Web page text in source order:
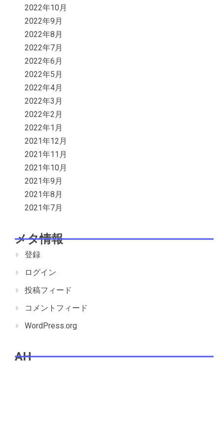
2022年10月
2022年9月
2022年8月
2022年7月
2022年6月
2022年5月
2022年4月
2022年3月
2022年2月
2022年1月
2021年12月
2021年11月
2021年10月
2021年9月
2021年8月
2021年7月
メタ情報
登録
ログイン
投稿フィード
コメントフィード
WordPress.org
AH